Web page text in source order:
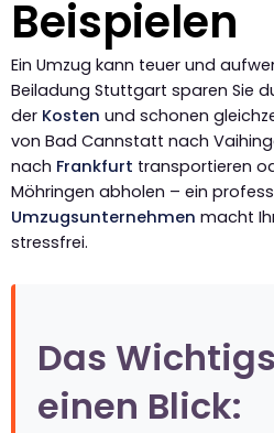
Beispielen
Ein Umzug kann teuer und
Beiladung Stuttgart sparen Sie
der Kosten und schonen
von Bad Cannstatt nach
nach Frankfurt transportieren
Möhringen abholen – ein
Umzugsunternehmen macht
stressfrei.
Das
einen Blick: